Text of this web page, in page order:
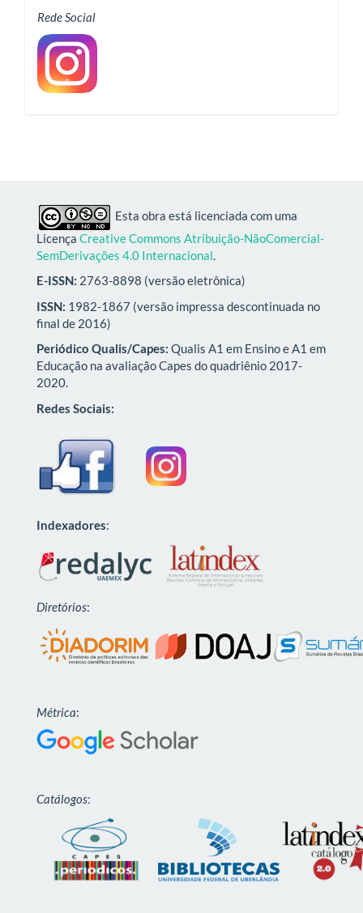
Rede Social
Esta obra está licenciada com uma
Licença Creative Commons Atribuição-NãoComercial-
SemDerivações 4.0 Internacional
E-ISSN: 2763-8898 (versão eletrônica)
ISSN: 1982-1867 (versão impressa descontinuada no
final de 2016)
Periódico Qualis/Capes: Qualis A1 em Ensino e A1 em
Educação na avaliação Capes do quadriênio 2017-
2020.
Redes Sociais:
Indexadores:
Diretórios:
Métrica:
Catálogos: